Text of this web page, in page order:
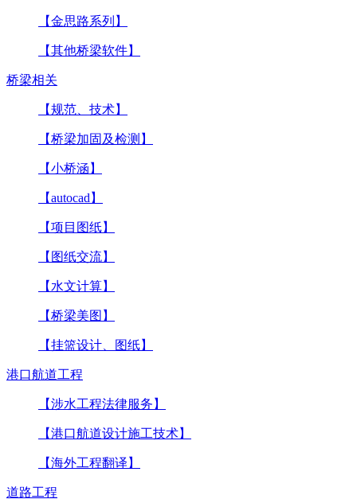
【金思路系列】
【其他桥梁软件】
桥梁相关
【规范、技术】
【桥梁加固及检测】
【小桥涵】
【autocad】
【项目图纸】
【图纸交流】
【水文计算】
【桥梁美图】
【挂篮设计、图纸】
港口航道工程
【涉水工程法律服务】
【港口航道设计施工技术】
【海外工程翻译】
道路工程